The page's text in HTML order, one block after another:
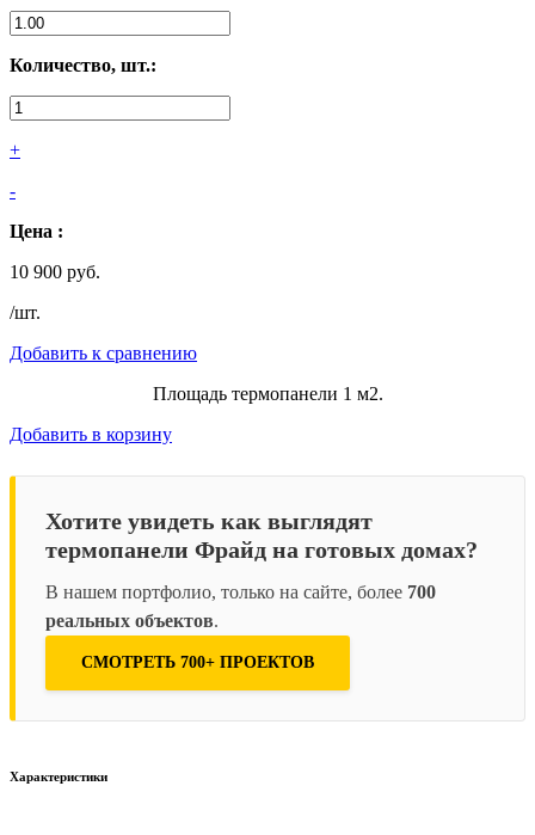
Количество, шт.:
+
-
Цена :
10 900 руб.
/шт.
Добавить к сравнению
Площадь термопанели 1 м2.
Добавить в корзину
Хотите увидеть как выглядят
термопанели Фрайд на готовых домах?
В нашем портфолио, только на сайте, более 700
реальных объектов.
СМОТРЕТЬ 700+ ПРОЕКТОВ
Характеристики